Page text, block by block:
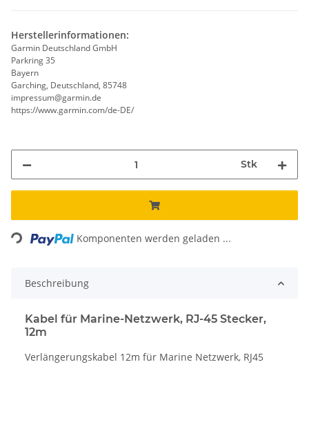
Herstellerinformationen:
Garmin Deutschland GmbH
Parkring 35
Bayern
Garching, Deutschland, 85748
impressum@garmin.de
https://www.garmin.com/de-DE/
Stk
Loading... Komponenten werden geladen ...
Beschreibung
Kabel für Marine-Netzwerk, RJ-45 Stecker,
12m
Verlängerungskabel 12m für Marine Netzwerk, RJ45